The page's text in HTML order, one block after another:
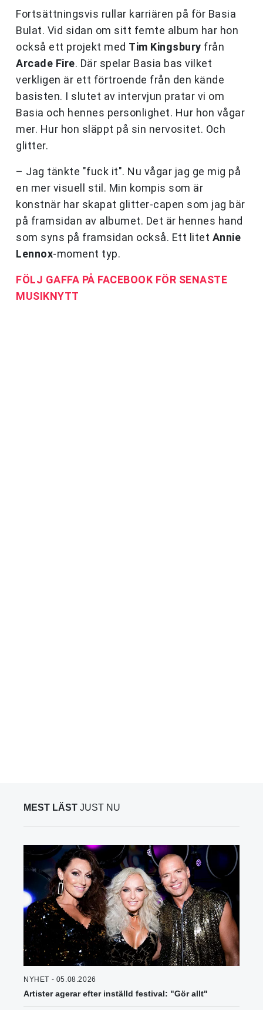
Fortsättningsvis rullar karriären på för Basia
Bulat. Vid sidan om sitt femte album har hon
också ett projekt med Tim Kingsbury från
Arcade Fire. Där spelar Basia bas vilket
verkligen är ett förtroende från den kände
basisten. I slutet av intervjun pratar vi om
Basia och hennes personlighet. Hur hon vågar
mer. Hur hon släppt på sin nervositet. Och
glitter.
– Jag tänkte "fuck it". Nu vågar jag ge mig på
en mer visuell stil. Min kompis som är
konstnär har skapat glitter-capen som jag bär
på framsidan av albumet. Det är hennes hand
som syns på framsidan också. Ett litet Annie
Lennox-moment typ.
FÖLJ GAFFA PÅ FACEBOOK FÖR SENASTE
MUSIKNYTT
MEST LÄST JUST NU
NYHET - 05.08.2026
Artister agerar efter inställd festival: "Gör allt"